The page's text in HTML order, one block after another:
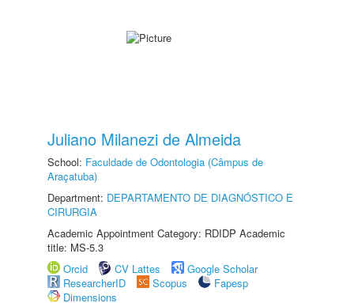
Juliano Milanezi de Almeida
School: Faculdade de Odontologia (Câmpus de
Araçatuba)
Department: DEPARTAMENTO DE DIAGNÓSTICO E
CIRURGIA
Academic Appointment Category: RDIDP Academic
title: MS-5.3
Orcid
CV Lattes
Google Scholar
ResearcherID
Scopus
Fapesp
Dimensions